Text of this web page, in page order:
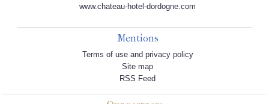
www.chateau-hotel-dordogne.com
Mentions
Terms of use and privacy policy
Site map
RSS Feed